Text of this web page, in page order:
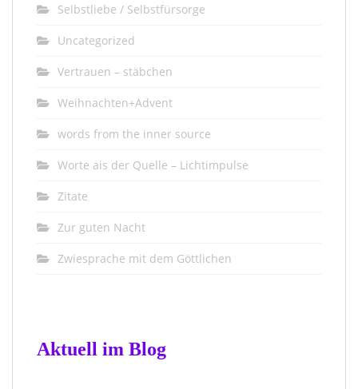
Selbstliebe / Selbstfürsorge
Uncategorized
Vertrauen – stäbchen
Weihnachten+Advent
words from the inner source
Worte ais der Quelle – Lichtimpulse
Zitate
Zur guten Nacht
Zwiesprache mit dem Göttlichen
Aktuell im Blog